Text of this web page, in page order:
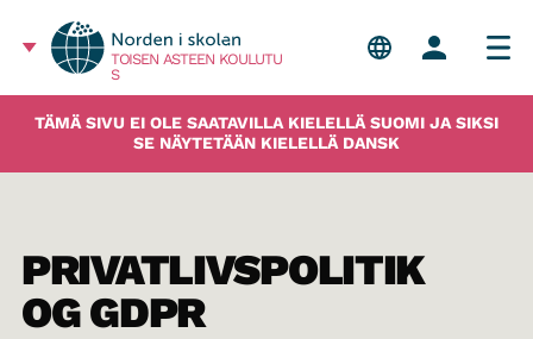
TOISEN ASTEEN KOULUTU
S
TÄMÄ SIVU EI OLE SAATAVILLA KIELELLÄ SUOMI JA SIKSI
SE NÄYTETÄÄN KIELELLÄ DANSK
PRIVATLIVSPOLITIK
OG GDPR